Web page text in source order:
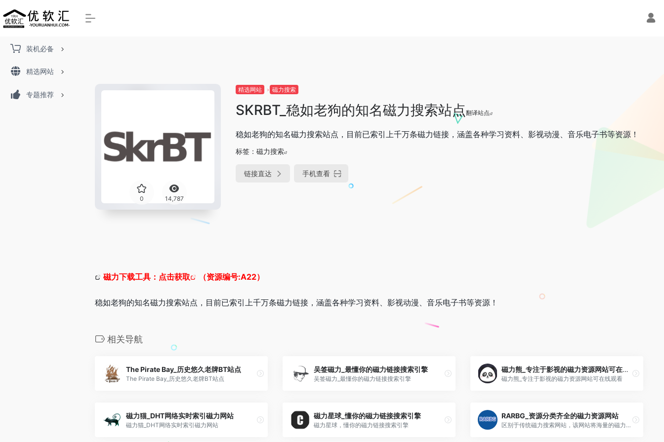
装机必备
精选网站
专题推荐
0 14,787
精选网站 磁力搜索
SKRBT_稳如老狗的知名磁力搜索站点翻译站点
稳如老狗的知名磁力搜索站点，目前已索引上千万条磁力链接，涵盖各种学习资料、影视动漫、音乐电子书等资源！
标签： 磁力搜索
链接直达 手机查看
磁力下载工具： 点击获取 （资源编号:A22）
稳如老狗的知名磁力搜索站点，目前已索引上千万条磁力链接，涵盖各种学习资料、影视动漫、音乐电子书等资源！
相关导航
The Pirate Bay_历史悠久老牌BT站点
The Pirate Bay_历史悠久老牌BT站点
吴签磁力_最懂你的磁力链接搜索引擎
吴签磁力_最懂你的磁力链接搜索引擎
磁力熊_专注于影视的磁力资源网站可在线观看
磁力熊_专注于影视的磁力资源网站可在线观看
磁力猫_DHT网络实时索引磁力网站
磁力猫_DHT网络实时索引磁力网站
磁力星球_懂你的磁力链接搜索引擎
磁力星球，懂你的磁力链接搜索引擎
RARBG_资源分类齐全的磁力资源网站
区别于传统磁力搜索网站，该网站将海量的磁力链接进行了细致的分类整理，可以按上传时间、体积大小和资源热度排序筛选。